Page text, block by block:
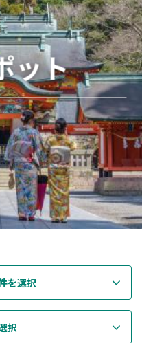
ット
を選択
択